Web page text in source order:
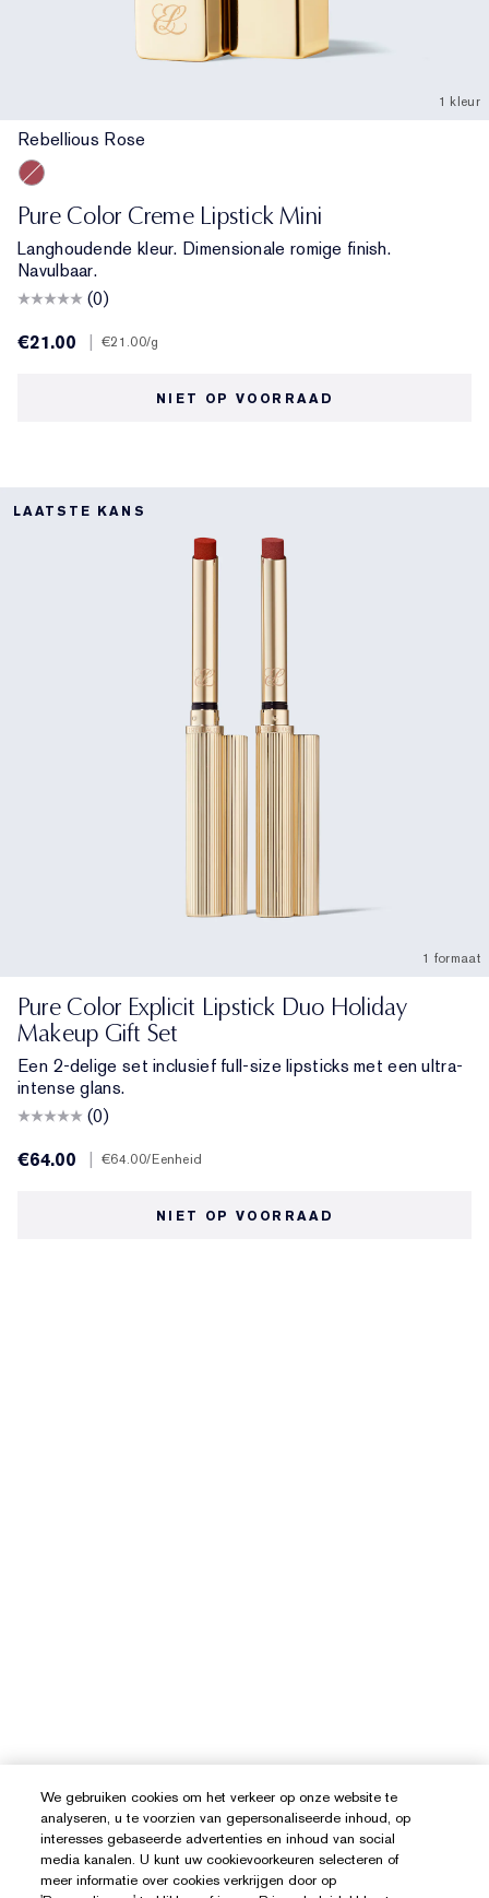
1 kleur
Rebellious Rose
Pure Color Creme Lipstick Mini
Langhoudende kleur. Dimensionale romige finish.
Navulbaar.
(0)
€21.00
€21.00/g
NIET OP VOORRAAD
LAATSTE KANS
1 formaat
Pure Color Explicit Lipstick Duo Holiday
Makeup Gift Set
Een 2-delige set inclusief full-size lipsticks met een ultra-
intense glans.
(0)
€64.00
€64.00/Eenheid
NIET OP VOORRAAD
We gebruiken cookies om het verkeer op onze website te
analyseren, u te voorzien van gepersonaliseerde inhoud, op
interesses gebaseerde advertenties en inhoud van social
media kanalen. U kunt uw cookievoorkeuren selecteren of
meer informatie over cookies verkrijgen door op